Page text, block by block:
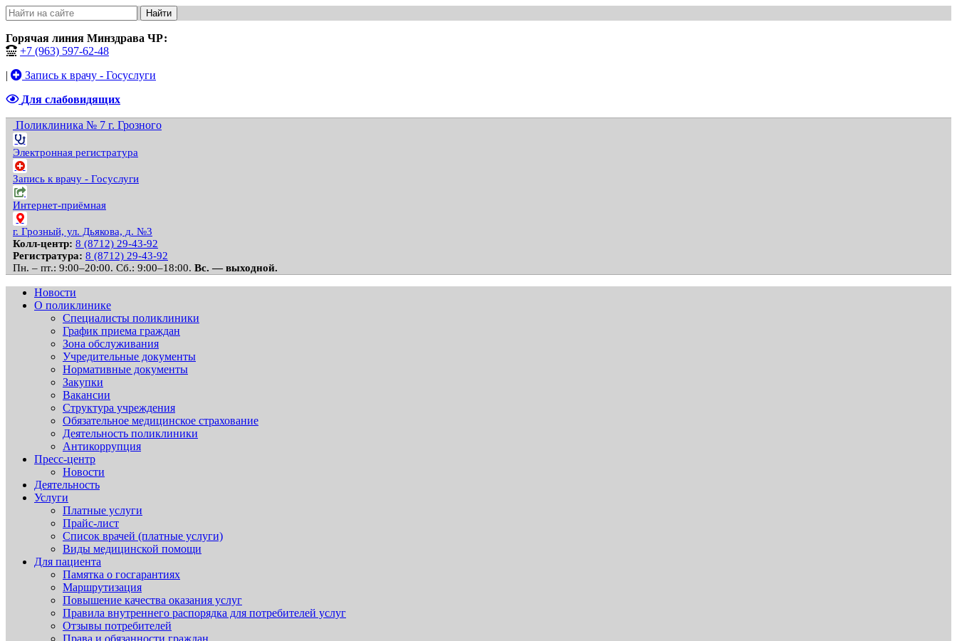
Найти
Горячая линия Минздрава ЧР:
+7 (963) 597-62-48
|
Запись к врачу - Госуслуги
Для слабовидящих
Поликлиника № 7 г. Грозного
Электронная регистратура
Запись к врачу - Госуслуги
Интернет-приёмная
г. Грозный, ул. Дьякова, д. №3
Колл-центр: 8 (8712) 29-43-92
Регистратура: 8 (8712) 29-43-92
Пн. – пт.: 9:00–20:00. Сб.: 9:00–18:00. Вс. — выходной.
Новости
О поликлинике
Специалисты поликлиники
График приема граждан
Зона обслуживания
Учредительные документы
Нормативные документы
Закупки
Вакансии
Структура учреждения
Обязательное медицинское страхование
Деятельность поликлиники
Антикоррупция
Пресс-центр
Новости
Деятельность
Услуги
Платные услуги
Прайс-лист
Список врачей (платные услуги)
Виды медицинской помощи
Для пациента
Памятка о госгарантиях
Маршрутизация
Повышение качества оказания услуг
Правила внутреннего распорядка для потребителей услуг
Отзывы потребителей
Права и обязанности граждан